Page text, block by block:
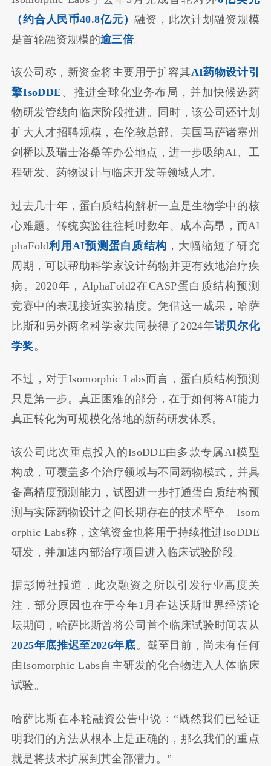
（约合人民币40.8亿元）融资，此次计划融资规模
是首轮融资规模的逾三倍。
该公司称，新资金将主要用于扩容其AI药物设计引
擎IsoDDE 、推进全球化业务布局，并加快候选药
物研发管线向临床阶段推进。同时，该公司还计划
扩大人才招聘规模，在伦敦总部、美国马萨诸塞州
剑桥以及瑞士洛桑等办公地点，进一步吸纳AI、工
程研发、药物设计与临床开发等领域人才。
过去几十年，蛋白质结构解析一直是生物学中的核
心难题。传统实验往往耗时数年、成本高昂，而Al
phaFold利用AI预测蛋白质结构 ，大幅缩短了研究
周期，可以帮助科学家设计药物并更有效地治疗疾
病。2020年，AlphaFold2在CASP蛋白质结构预测
竞赛中的表现接近实验精度。凭借这一成果，哈萨
比斯和另外两名科学家共同获得了2024年诺贝尔化
学奖。
不过，对于Isomorphic Labs而言，蛋白质结构预测
只是第一步。真正困难的部分，在于如何将AI能力
真正转化为可规模化落地的新药研发体系。
该公司此次重点投入的IsoDDE由多款专属AI模型
构成，可覆盖多个治疗领域与不同药物模式，并具
备高精度预测能力，试图进一步打通蛋白质结构预
测与实际药物设计之间长期存在的技术壁垒。Isom
orphic Labs称，这笔资金也将用于持续推进IsoDDE
研发，并加速内部治疗项目进入临床试验阶段。
据彭博社报道，此次融资之所以引发行业高度关
注，部分原因也在于今年1月在达沃斯世界经济论
坛期间，哈萨比斯曾将公司首个临床试验时间表从
2025年底推迟至2026年底。截至目前，尚未有任何
由Isomorphic Labs自主研发的化合物进入人体临床
试验。
哈萨比斯在本轮融资公告中说：“既然我们已经证
明我们的方法从根本上是正确的，那么我们的重点
就是将技术扩展到其全部潜力。”